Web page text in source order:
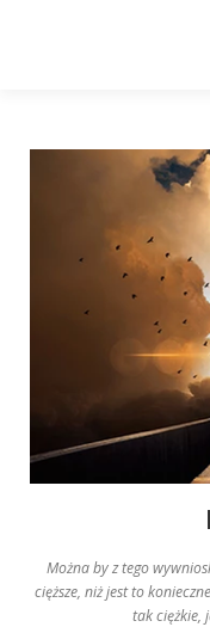
Można by z tego
cięższe, niż jest to
tak ciężkie,